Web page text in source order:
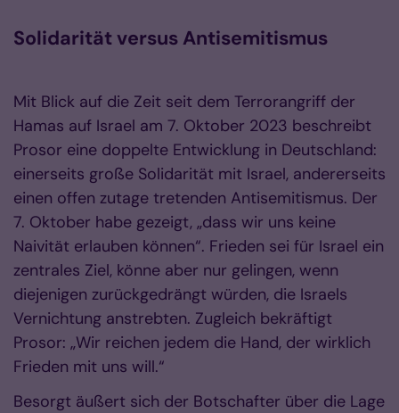
Solidarität versus Antisemitismus
Mit Blick auf die Zeit seit dem Terrorangriff der
Hamas auf Israel am 7. Oktober 2023 beschreibt
Prosor eine doppelte Entwicklung in Deutschland:
einerseits große Solidarität mit Israel, andererseits
einen offen zutage tretenden Antisemitismus. Der
7. Oktober habe gezeigt, „dass wir uns keine
Naivität erlauben können“. Frieden sei für Israel ein
zentrales Ziel, könne aber nur gelingen, wenn
diejenigen zurückgedrängt würden, die Israels
Vernichtung anstrebten. Zugleich bekräftigt
Prosor: „Wir reichen jedem die Hand, der wirklich
Frieden mit uns will.“
Besorgt äußert sich der Botschafter über die Lage